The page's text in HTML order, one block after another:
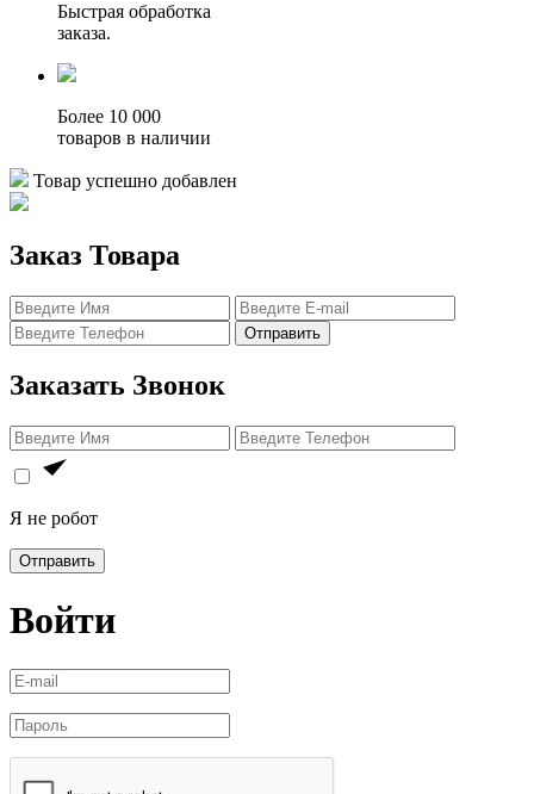
Быстрая обработка
заказа.
Более 10 000
товаров в наличии
Товар успешно добавлен
Заказ Товара
Отправить
Заказать Звонок
Я не робот
Отправить
Войти